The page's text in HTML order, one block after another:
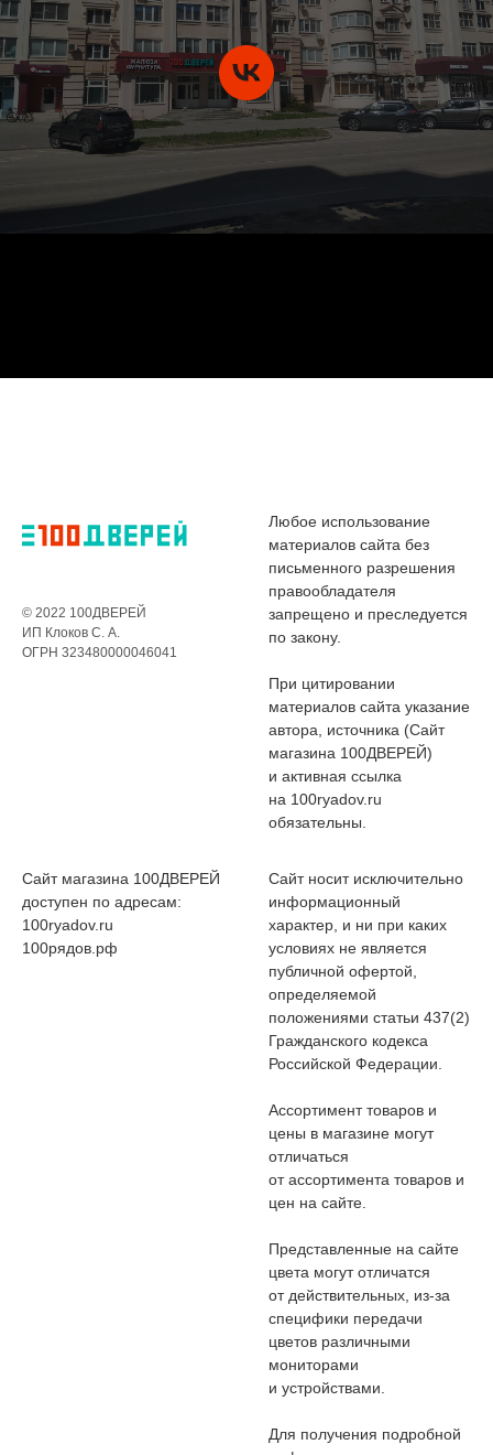
© 2022 100ДВЕРЕЙ
ИП Клоков С. А.
ОГРН 323480000046041
Любое использование
материалов сайта без
письменного разрешения
правообладателя
запрещено и преследуется
по закону.
При цитировании
материалов сайта указание
автора, источника (Сайт
магазина 100ДВЕРЕЙ)
и активная ссылка
на 100ryadov.ru
обязательны.
Сайт магазина 100ДВЕРЕЙ
доступен по адресам:
100ryadov.ru
100рядов.рф
Сайт носит исключительно
информационный
характер, и ни при каких
условиях не является
публичной офертой,
определяемой
положениями статьи 437(2)
Гражданского кодекса
Российской Федерации.
Ассортимент товаров и
цены в магазине могут
отличаться
от ассортимента товаров и
цен на сайте.
Представленные на сайте
цвета могут отличатся
от действительных, из-за
специфики передачи
цветов различными
мониторами
и устройствами.
Для получения подробной